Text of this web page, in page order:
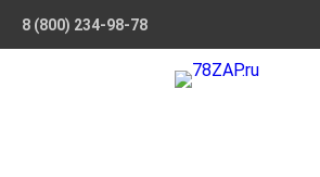
8 (800) 234-98-78